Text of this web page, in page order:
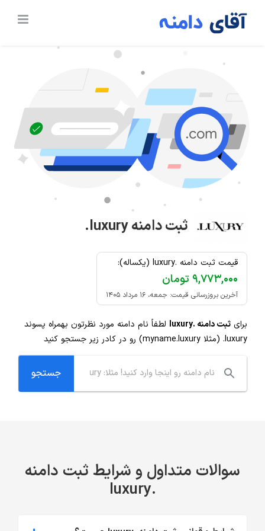
ثبت دامنه.luxury
قیمت ثبت دامنه .luxury (یکساله):
۹,۷۷۳,۰۰۰ تومان
آخرین بروزرسانی قیمت: جمعه، ۱۶ مرداد ۱۴۰۵
برای ثبت دامنه .luxury
لطفاً نام دامنه مورد نظرتون بهمراه پسوند
.luxury (مثلا myname.luxury) رو در کادر زیر جستجو کنید
سوالات متداول و شرایط ثبت دامنه
.luxury